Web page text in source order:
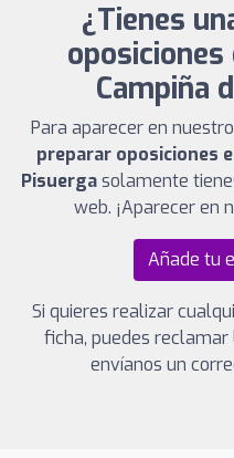
¿Tienes
oposiciones
Campiña
Para aparecer en nuestro
preparar oposiciones
Pisuergasolamente
web. ¡Aparecer en
Añade tu
Si quieres realizar
ficha, puedes
envíanos un